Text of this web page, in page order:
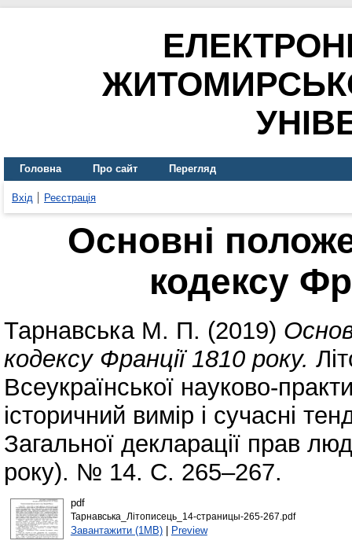
Головна Про сайт Перегляд
Вхід Реєстрація
Основні
кодексу
Тарнавська М. П. (2019)
кодексу Франції 1810 року.
Всеукраїнської науково-
історичний вимір і сучасні
Загальної декларації прав
року). № 14. С. 265–267.
pdf
Тарнавська_Літописець_14-страницы-265-267.pdf
Завантажити (1MB)| Preview